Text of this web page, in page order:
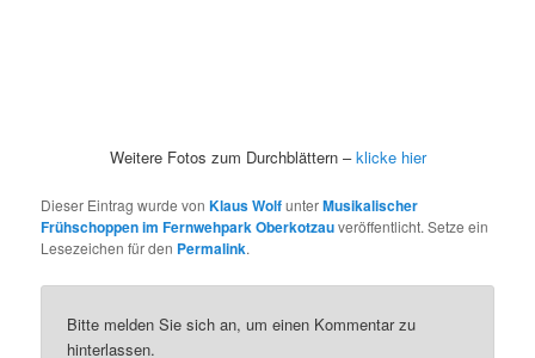
Weitere Fotos zum Durchblättern –klicke hier
Dieser Eintrag wurde vonKlaus WolfunterMusikalischer
Frühschoppen im Fernwehpark Oberkotzauveröffentlicht. Setze ein
Lesezeichen für den Permalink.
Bitte melden Sie sich an, um einen Kommentar zu
hinterlassen.